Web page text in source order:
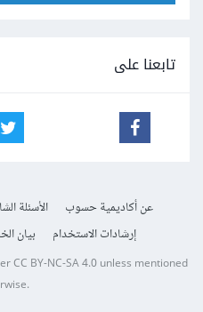
تابعنا على
عن أكاديمية حسوب الأسئلة
إرشادات الاستخدام
بيان
CC BY-NC-SA 4.0unless mentioned